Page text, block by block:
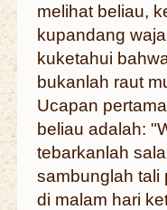
melihat beliau,
kupandang
kuketahui
bukanlah raut
Ucapan
beliau adalah:
tebarkanlah
sambunglah tali
di malam hari